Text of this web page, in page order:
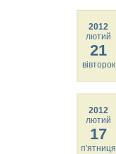
2012
лютий
21
вівторок
2012
лютий
17
п'ятниця